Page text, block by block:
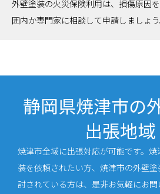
外壁塗装の火災保険利用は、損傷原因
囲内か専門家に相談して申請しましょう
静岡県焼津市の
出張地域
焼津市全域に出張対応が可能です。
装を依頼されたい方、焼津市の外壁
討されている方は、是非お気軽にお問